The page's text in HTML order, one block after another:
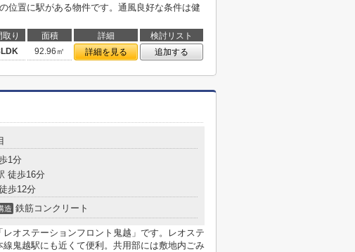
位置に駅がある物件です。通風良好な条件は健
取り 面積 詳細
検討リスト
92.96㎡ 詳細を見る 追加する
1分
徒歩16分
歩12分
造 鉄筋コンクリート
オステーションフロント鬼越」です。レオステ
鬼越駅にも近くて便利。共用部には敷地内ごみ